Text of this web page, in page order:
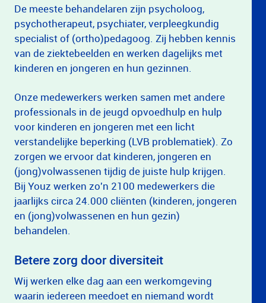
De meeste behandelaren zijn psycholoog,
psychotherapeut, psychiater, verpleegkundig
specialist of (ortho)pedagoog. Zij hebben kennis
van de ziektebeelden en werken dagelijks met
kinderen en jongeren en hun gezinnen.
Onze medewerkers werken samen met andere
professionals in de jeugd opvoedhulp en hulp
voor kinderen en jongeren met een licht
verstandelijke beperking (LVB problematiek). Zo
zorgen we ervoor dat kinderen, jongeren en
(jong)volwassenen tijdig de juiste hulp krijgen.
Bij Youz werken zo'n 2100 medewerkers die
jaarlijks circa 24.000 cliënten (kinderen, jongeren
en (jong)volwassenen en hun gezin)
behandelen.
Betere zorg door diversiteit
Wij werken elke dag aan een werkomgeving
waarin iedereen meedoet en niemand wordt